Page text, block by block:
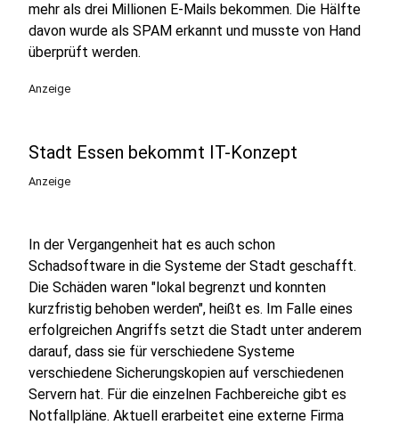
mehr als drei Millionen E-Mails bekommen. Die Hälfte
davon wurde als SPAM erkannt und musste von Hand
überprüft werden.
Anzeige
Stadt Essen bekommt IT-Konzept
Anzeige
In der Vergangenheit hat es auch schon
Schadsoftware in die Systeme der Stadt geschafft.
Die Schäden waren "lokal begrenzt und konnten
kurzfristig behoben werden", heißt es. Im Falle eines
erfolgreichen Angriffs setzt die Stadt unter anderem
darauf, dass sie für verschiedene Systeme
verschiedene Sicherungskopien auf verschiedenen
Servern hat. Für die einzelnen Fachbereiche gibt es
Notfallpläne. Aktuell erarbeitet eine externe Firma